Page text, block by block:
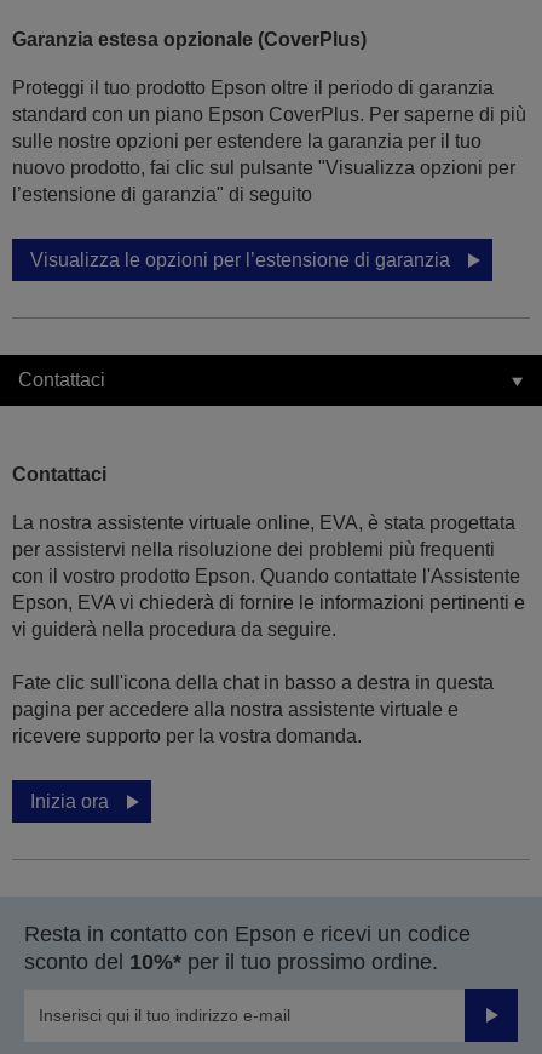
Garanzia estesa opzionale (CoverPlus)
Proteggi il tuo prodotto Epson oltre il periodo di garanzia
standard con un piano Epson CoverPlus. Per saperne di più
sulle nostre opzioni per estendere la garanzia per il tuo
nuovo prodotto, fai clic sul pulsante "Visualizza opzioni per
l’estensione di garanzia" di seguito
Visualizza le opzioni per l’estensione di garanzia
Contattaci
Contattaci
La nostra assistente virtuale online, EVA, è stata progettata
per assistervi nella risoluzione dei problemi più frequenti
con il vostro prodotto Epson. Quando contattate l'Assistente
Epson, EVA vi chiederà di fornire le informazioni pertinenti e
vi guiderà nella procedura da seguire.
Fate clic sull'icona della chat in basso a destra in questa
pagina per accedere alla nostra assistente virtuale e
ricevere supporto per la vostra domanda.
Inizia ora
Resta in contatto con Epson e ricevi un codice
sconto del 10%* per il tuo prossimo ordine.
Invia